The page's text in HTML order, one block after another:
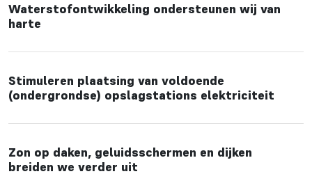
Waterstofontwikkeling ondersteunen wij van
harte
Stimuleren plaatsing van voldoende
(ondergrondse) opslagstations elektriciteit
Zon op daken, geluidsschermen en dijken
breiden we verder uit